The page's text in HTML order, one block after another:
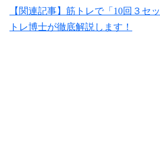
【関連記事】筋トレで「10回３セ
トレ博士が徹底解説します！